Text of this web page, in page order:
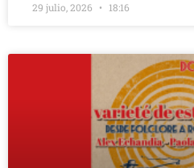
29 julio, 2026 18:16